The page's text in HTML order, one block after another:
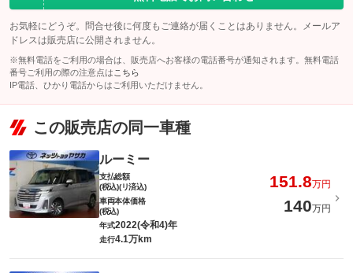
お気軽にどうぞ。問合せ後に何度もご連絡が届くことはありません。メールア
ドレスは販売店に公開されません。
※無料電話をご利用の場合は、販売店へお客様の電話番号が通知されます。無料電話
番号ご利用の際の注意点は こちら
IP電話、ひかり電話からはご利用いただけません。
この販売店の同一車種
ルーミー
支払総額
(税込)(リ済込)
151.8万円
車両本体価格
(税込)
140万円
年式2022(令和4)年
走行4.1万km